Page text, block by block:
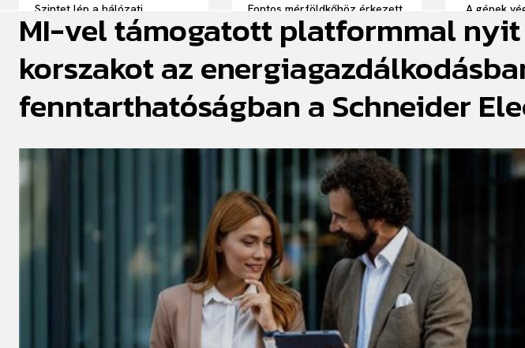
Szintet lép a hálózati
kapacitás kihasználása –
összefogott a Schneider
Fontos mérföldkőhöz érkezett
a Schneider Electric és a
TeraWulf együttműködése
„A gépek
látni, nem
Elképesztő
az AI
MI-vel támogatott platformmal
korszakot az
fenntarthatóságban a Schneider